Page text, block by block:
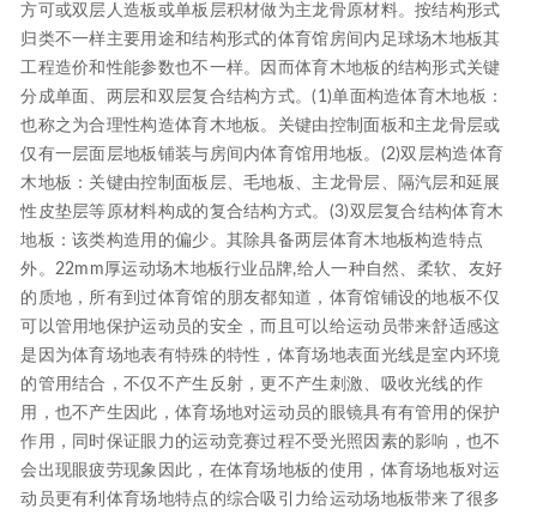
方可或双层人造板或单板层积材做为主龙骨原材料。按结构形式
归类不一样主要用途和结构形式的体育馆房间内足球场木地板其
工程造价和性能参数也不一样。因而体育木地板的结构形式关键
分成单面、两层和双层复合结构方式。(1)单面构造体育木地板：
也称之为合理性构造体育木地板。关键由控制面板和主龙骨层或
仅有一层面层地板铺装与房间内体育馆用地板。(2)双层构造体育
木地板：关键由控制面板层、毛地板、主龙骨层、隔汽层和延展
性皮垫层等原材料构成的复合结构方式。(3)双层复合结构体育木
地板：该类构造用的偏少。其除具备两层体育木地板构造特点
外。22mm厚运动场木地板行业品牌,给人一种自然、柔软、友好
的质地，所有到过体育馆的朋友都知道，体育馆铺设的地板不仅
可以管用地保护运动员的安全，而且可以给运动员带来舒适感这
是因为体育场地表有特殊的特性，体育场地表面光线是室内环境
的管用结合，不仅不产生反射，更不产生刺激、吸收光线的作
用，也不产生因此，体育场地对运动员的眼镜具有有管用的保护
作用，同时保证眼力的运动竞赛过程不受光照因素的影响，也不
会出现眼疲劳现象因此，在体育场地板的使用，体育场地板对运
动员更有利体育场地特点的综合吸引力给运动场地板带来了很多